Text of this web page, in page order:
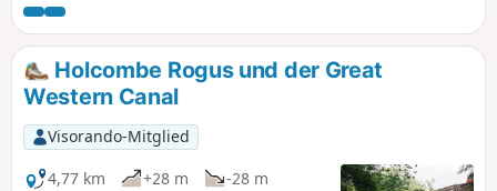
Country Park und Naturschutzgebiet
ausgewiesen ist. Die Wanderung ist auf
etwa 5 Meilen festgelegt, jedoch ist der
gesamte Abschnitt in Devon 11 Meilen
lang, mit der Möglichkeit, weiter zu
wandern. Er ist auch Teil des nationalen
Radwegenetzes und bietet eine weitere
Möglichkeit, die Gegend zu erkunden.
Holcombe Rogus und der Great
Western Canal
Visorando-Mitglied
4,77 km
+28 m
-28 m